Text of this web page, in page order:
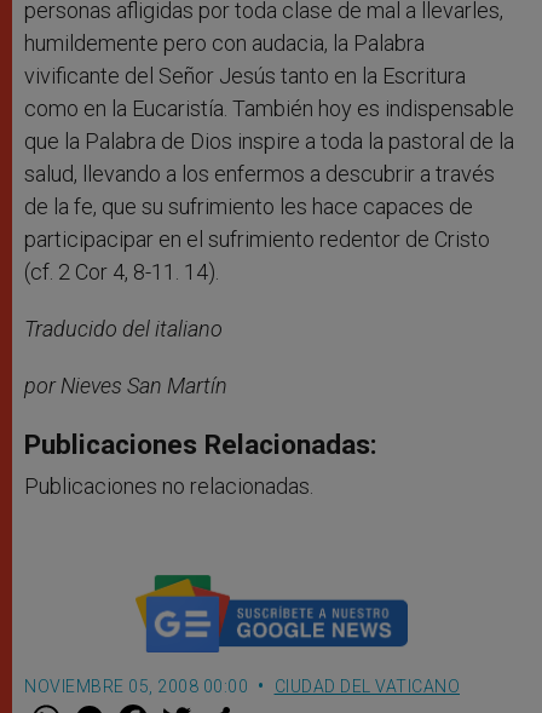
personas afligidas por toda clase de mal a llevarles,
humildemente pero con audacia, la Palabra
vivificante del Señor Jesús tanto en la Escritura
como en la Eucaristía. También hoy es indispensable
que la Palabra de Dios inspire a toda la pastoral de la
salud, llevando a los enfermos a descubrir a través
de la fe, que su sufrimiento les hace capaces de
participacipar en el sufrimiento redentor de Cristo
(cf. 2 Cor 4, 8-11. 14).
Traducido del italiano
por Nieves San Martín
Publicaciones Relacionadas:
Publicaciones no relacionadas.
NOVIEMBRE 05, 2008 00:00 CIUDAD DEL VATICANO